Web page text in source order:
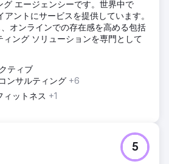
エージェンシーです。世界中で
ントにサービスを提供しています。
オンラインでの存在感を高める包括
ィング ソリューションを専門として
ティブ
ンサルティング +6
ィットネス +1
5